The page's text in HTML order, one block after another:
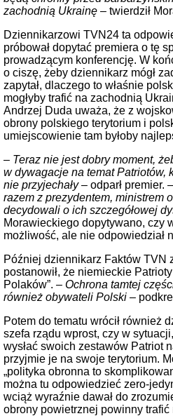
zachodnią Ukrainę – twierdził
Dziennikarzowi TVN24 ta
próbował dopytać premiera o tę
prowadzącym konferencję. W
o ciszę, żeby dziennikarz mógł
zapytał, dlaczego to właśnie
mogłyby trafić na zachodnią
Andrzej Duda uważa, że z
obrony polskiego terytorium i
umiejscowienie tam byłoby
– Teraz nie jest dobry moment,
w dywagacje na temat Patriotów,
nie przyjechały – odparł premier.
razem z prezydentem, ministrem
decydowali o ich szczegółowej
Morawieckiego dopytywano, czy
możliwość, ale nie odpowiedział
Później dziennikarz Faktów TVN
postanowił, że niemieckie
Polaków”. – Ochrona tamtej
również obywateli Polski –
Potem do tematu wrócił również
szefa rządu wprost, czy w
wysłać swoich zestawów Patriot
przyjmie je na swoje terytorium.
„polityka obronna to
można tu odpowiedzieć zero-
wciąż wyraźnie dawał do
obrony powietrznej powinny trafić